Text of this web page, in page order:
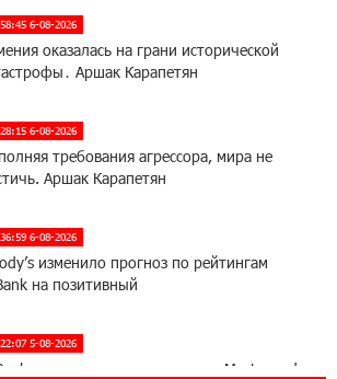
6-08-2026
оказалась на грани исторической
Аршак Карапетян
6-08-2026
требования агрессора, мира не
Аршак Карапетян
6-08-2026
изменило прогноз по рейтингам
на позитивный
5-08-2026
представляет новую карту Mastercard